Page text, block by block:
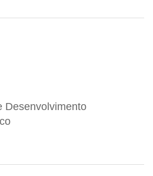
Desenvolvimento